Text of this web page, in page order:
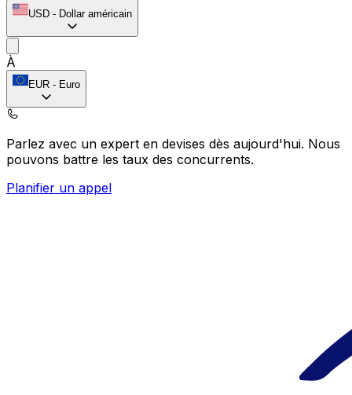
USD - Dollar américain
À
EUR - Euro
Parlez avec un expert en devises dès aujourd'hui. Nous
pouvons battre les taux des concurrents.
Planifier un appel